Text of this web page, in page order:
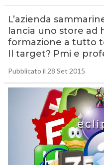
L’azienda
lancia uno store ad
formazione a tutto
Il target? Pmi e
Pubblicato il 28 Set 2015